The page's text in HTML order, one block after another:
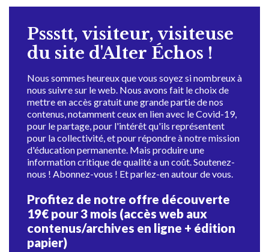
Pssstt, visiteur, visiteuse
du site d'Alter Échos !
Nous sommes heureux que vous soyez si nombreux à
nous suivre sur le web. Nous avons fait le choix de
mettre en accès gratuit une grande partie de nos
contenus, notamment ceux en lien avec le Covid-19,
pour le partage, pour l'intérêt qu'ils représentent
pour la collectivité, et pour répondre à notre mission
d'éducation permanente. Mais produire une
information critique de qualité a un coût. Soutenez-
nous ! Abonnez-vous ! Et parlez-en autour de vous.
Profitez de notre offre découverte
19€ pour 3 mois (accès web aux
contenus/archives en ligne + édition
papier)